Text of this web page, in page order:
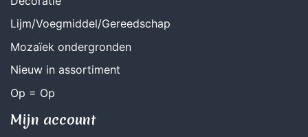
Lijm/Voegmiddel/Gereedschap
Mozaïek ondergronden
Nieuw in assortiment
Op = Op
Mijn account